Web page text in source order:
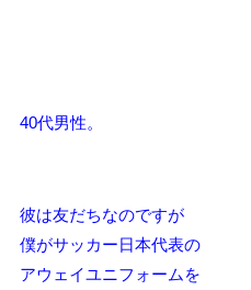
40代男性。
彼は友だちなのですが
僕がサッカー日本代表の
アウェイユニフォームを